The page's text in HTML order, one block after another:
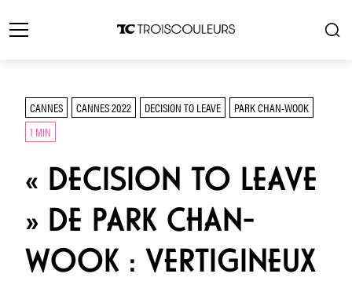
CANNES CANNES 2022 DECISION TO LEAVE
PARK CHAN-WOOK
1 MIN
« DECISION TO LEAVE
» DE PARK CHAN-
WOOK : VERTIGINEUX